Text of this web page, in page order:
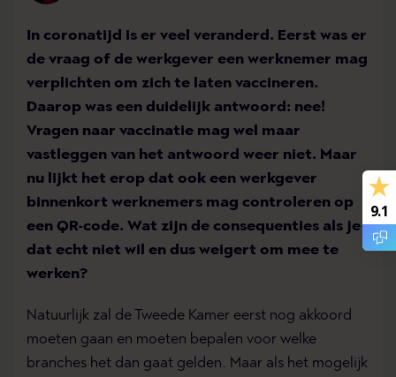
In coronatijd is er veel veranderd. Eerst was er
de vraag of de werkgever een werknemer mag
verplichten om zich te laten vaccineren.
Daarop was een duidelijk antwoord: nee!
Vragen naar vaccinatie mag wel maar
vastleggen van het antwoord weer niet. Maar
nu lijkt het erop dat ook een werkgever
binnenkort werknemers mag controleren op
een QR-code. Wat zijn de consequenties als je
dat echt niet wil en dus weigert om mee te
werken?
Natuurlijk zal de Tweede Kamer eerst nog akkoord
moeten gaan en moeten bepalen voor welke
branches het dan gaat gelden. Maar als het mogelijk
9.1